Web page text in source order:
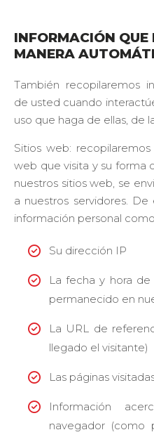
INFORMACIÓN QUE
MANERA
También recopilaremos
de usted cuando
uso que haga de ellas, de
Sitios web:
web que visita y su forma
nuestros sitios web, se
a nuestros servidores.
información personal
Su dirección IP
La fecha y hora
permanecido en
La URL de
llegado el visitante)
Las páginas
Información
navegador (como
de uso y
detalles del
navegador.
nuestro sitio
a tus
preferencias.
Marketing
Con estas
cookies te
mostramos
mensajes
que te
interesar
según tu
historial de
navegación.
Facebook
Google
Ads:
Identifica
desde que
dispositivo